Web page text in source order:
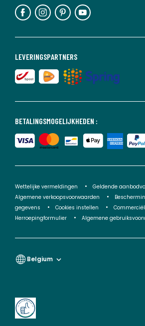
BETALINGSMOGELIJKHEDEN :
LEVERINGSPARTNERS
Wettelijke vermeldingen
Geldende
Algemene verkoopsvoorwaarden
gegevens
Cookies instellen
Herroepingformulier
Algemene
Belgium